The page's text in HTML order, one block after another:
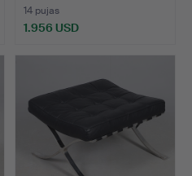
14 pujas
1.956 USD